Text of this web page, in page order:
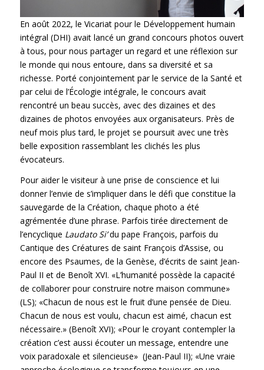
En août 2022, le Vicariat pour le Développement humain
intégral (DHI) avait lancé un grand concours photos ouvert
à tous, pour nous partager un regard et une réflexion sur
le monde qui nous entoure, dans sa diversité et sa
richesse. Porté conjointement par le service de la Santé et
par celui de l’Écologie intégrale, le concours avait
rencontré un beau succès, avec des dizaines et des
dizaines de photos envoyées aux organisateurs. Près de
neuf mois plus tard, le projet se poursuit avec une très
belle exposition rassemblant les clichés les plus
évocateurs.
Pour aider le visiteur à une prise de conscience et lui
donner l’envie de s’impliquer dans le défi que constitue la
sauvegarde de la Création, chaque photo a été
agrémentée d’une phrase. Parfois tirée directement de
l’encyclique Laudato Si’du pape François, parfois du
Cantique des Créatures de saint François d’Assise, ou
encore des Psaumes, de la Genèse, d’écrits de saint Jean-
Paul II et de Benoît XVI. «L’humanité possède la capacité
de collaborer pour construire notre maison commune»
(LS); «Chacun de nous est le fruit d’une pensée de Dieu.
Chacun de nous est voulu, chacun est aimé, chacun est
nécessaire.» (Benoît XVI); «Pour le croyant contempler la
création c’est aussi écouter un message, entendre une
voix paradoxale et silencieuse» (Jean-Paul II); «Une vraie